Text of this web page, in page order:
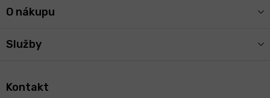
O nákupu
Služby
Kontakt